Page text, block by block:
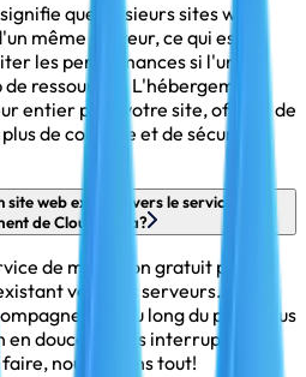
que plusieurs sites web
même serveur, ce qui est
les performances si l'un des
ressources. L'hébergement
entier pour votre site, offrant de
de contrôle et de sécurité,
site web existant vers le service
de Clouder.ma?
de migration gratuit pour
vers nos serveurs. Notre
tout au long du processus
douceur sans interruption de
nous gérons tout!